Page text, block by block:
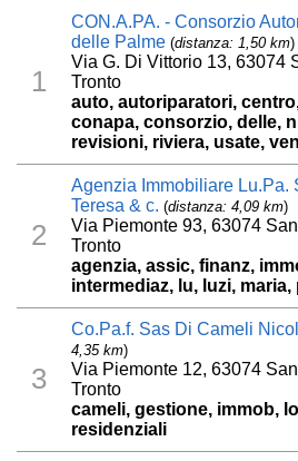
1
CON.A.PA. - Consorzio
delle Palme (distanza: 1,50 km)
Via G. Di Vittorio 13, 63074
Tronto
auto, autoriparatori,
conapa, consorzio, delle,
revisioni, riviera, usate,
2
Agenzia Immobiliare Lu.Pa.
Teresa & c. (distanza: 4,09 km)
Via Piemonte 93, 63074
Tronto
agenzia, assic, finanz,
intermediaz, lu, luzi, maria,
3
Co.Pa.f. Sas Di Cameli
4,35 km)
Via Piemonte 12, 63074
Tronto
cameli, gestione, immob,
residenziali